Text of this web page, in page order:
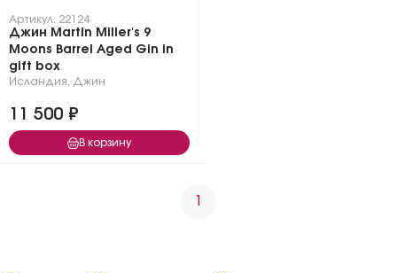
Артикул: 22124
Джин Martin Miller's 9
Moons Barrel Aged Gin in
gift box
Исландия Джин
11 500 ₽
В корзину
1